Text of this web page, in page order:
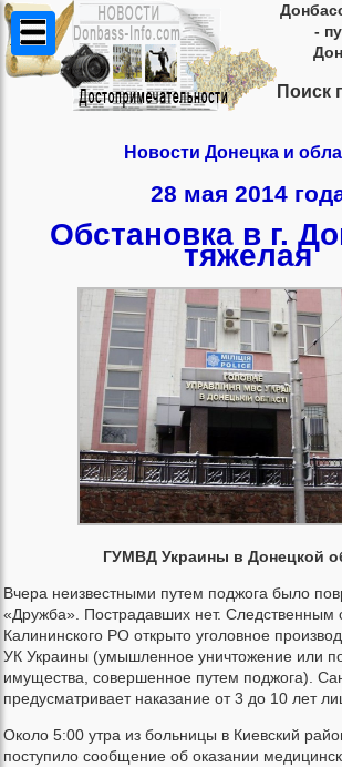
-
Поиск
Новости Донецка и
28 мая 2014
Обстановка в г.
тяжелая
ГУМВД Украины в Донецкой
Вчера неизвестными путем поджога было
«Дружба». Пострадавших нет. Следственным
Калининского РО открыто уголовное
УК Украины (умышленное уничтожение или
имущества, совершенное путем поджога).
предусматривает наказание от 3 до 10 лет
Около 5:00 утра из больницы в Киевский
поступило сообщение об оказании